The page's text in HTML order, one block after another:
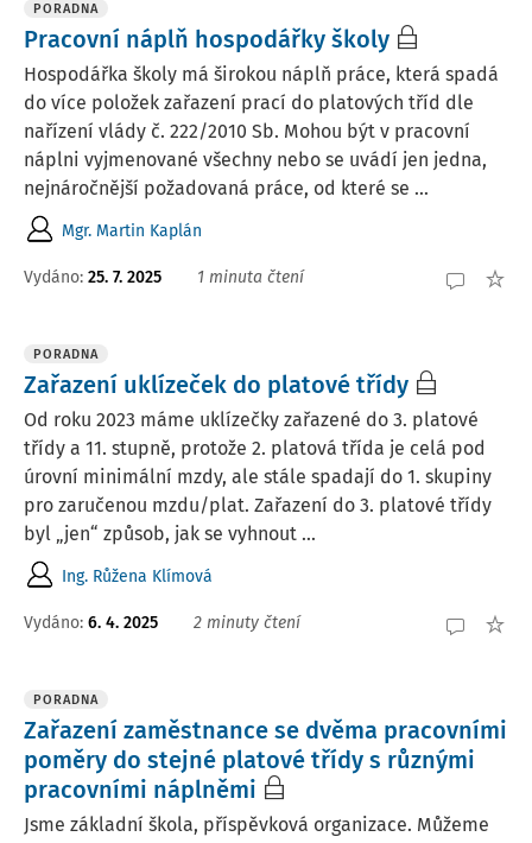
PORADNA
Pracovní náplň hospodářky školy
Hospodářka školy má širokou náplň práce, která spadá
do více položek zařazení prací do platových tříd dle
nařízení vlády č. 222/2010 Sb. Mohou být v pracovní
náplni vyjmenované všechny nebo se uvádí jen jedna,
nejnáročnější požadovaná práce, od které se ...
Mgr. Martin Kaplán
Vydáno: 25. 7. 2025 1 minuta čtení
PORADNA
Zařazení uklízeček do platové třídy
Od roku 2023 máme uklízečky zařazené do 3. platové
třídy a 11. stupně, protože 2. platová třída je celá pod
úrovní minimální mzdy, ale stále spadají do 1. skupiny
pro zaručenou mzdu/plat. Zařazení do 3. platové třídy
byl „jen“ způsob, jak se vyhnout ...
Ing. Růžena Klímová
Vydáno: 6. 4. 2025 2 minuty čtení
PORADNA
Zařazení zaměstnance se dvěma pracovními
poměry do stejné platové třídy s různými
pracovními náplněmi
Jsme základní škola, příspěvková organizace. Můžeme